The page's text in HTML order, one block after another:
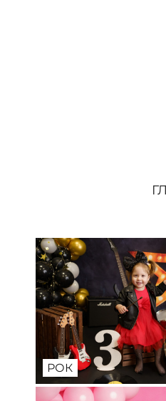
РОК